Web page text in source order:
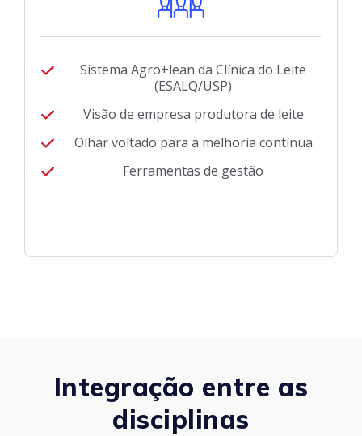
Sistema Agro+lean da Clínica do Leite
(ESALQ/USP)
Visão de empresa produtora de leite
Olhar voltado para a melhoria contínua
Ferramentas de gestão
Integração entre as
disciplinas